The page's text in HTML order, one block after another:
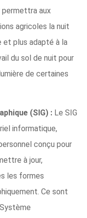
permettra aux
agricoles la nuit
et plus adapté à la
du sol de nuit pour
de certaines
(SIG) : Le SIG
informatique,
conçu pour
à jour,
les formes
Ce sont